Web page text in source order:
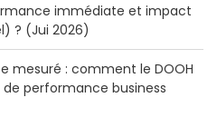
immédiate et impact
? (Jui 2026)
mesuré : comment le DOOH
performance business